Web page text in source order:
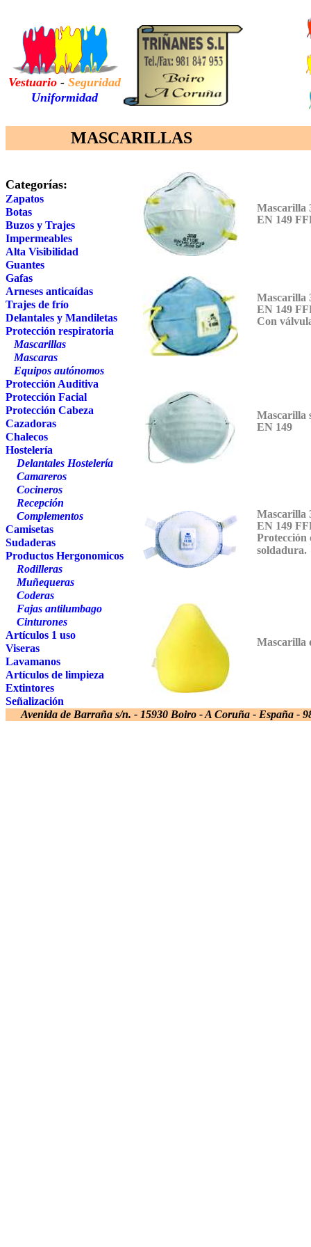
Vestuario - Seguridad
Uniformidad
MASCARILLAS
Categorías:
Zapatos
Botas
Buzos y Trajes
Impermeables
Alta Visibilidad
Guantes
Gafas
Arneses anticaídas
Trajes de frío
Delantales y Mandiletas
Protección respiratoria
Mascarillas
Mascaras
Equipos autónomos
Protección Auditiva
Protección Facial
Protección Cabeza
Cazadoras
Chalecos
Hostelería
Delantales Hostelería
Camareros
Cocineros
Recepción
Complementos
Camisetas
Sudaderas
Productos Hergonomicos
Rodilleras
Muñequeras
Coderas
Fajas antilumbago
Cinturones
Artículos 1 uso
Viseras
Lavamanos
Artículos de limpieza
Extintores
Señalización
Mascarilla
EN 149
Mascarilla
EN 149
Con
Mascarilla
EN 149
Mascarilla
EN 149
Protección
soldadura.
Mascarilla
Avenida de Barraña s/n. - 15930 Boiro - A Coruña - España -